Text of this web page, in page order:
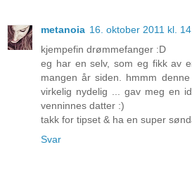
metanoia 16. oktober 2011 kl.
kjempefin drømmefanger :D
eg har en selv, som eg fikk av
mangen år siden. hmmm
virkelig nydelig ... gav meg en
venninnes datter :)
takk for tipset & ha en super
Svar